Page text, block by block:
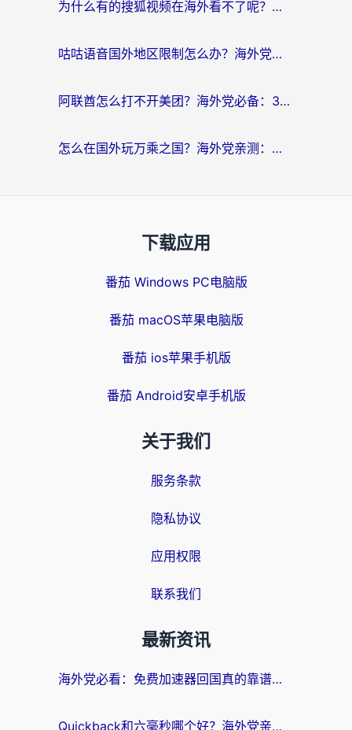
为什么有的搜狐视频在海外看不了呢？留学生亲测有效的回国加速攻略
咕咕语音国外地区限制怎么办？海外党必备的回国加速器选择指南（附音悦Tai、搜狐视频解决妙招）
阿联酋怎么打不开美团？海外党必备：3步解决回国追剧、看球、刷B站的全部烦恼
怎么在国外玩万乘之国？海外党亲测：突破限制的3个实用技巧
下载应用
番茄 Windows PC电脑版
番茄 macOS苹果电脑版
番茄 ios苹果手机版
番茄 Android安卓手机版
关于我们
服务条款
隐私协议
应用权限
联系我们
最新资讯
海外党必看：免费加速器回国真的靠谱吗？3步教你选到好用的归雁替代
Quickback和六毫秒哪个好？海外党亲测：选对回国加速器，无缝刷剧办公不再愁